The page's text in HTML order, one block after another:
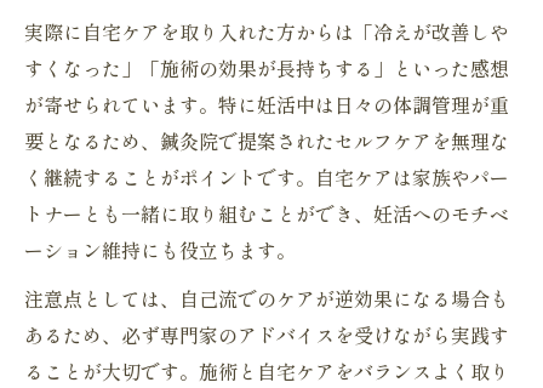
実際に自宅ケアを取り入れた方からは「冷えが改善しや
すくなった」「施術の効果が長持ちする」といった感想
が寄せられています。特に妊活中は日々の体調管理が重
要となるため、鍼灸院で提案されたセルフケアを無理な
く継続することがポイントです。自宅ケアは家族やパー
トナーとも一緒に取り組むことができ、妊活へのモチベ
ーション維持にも役立ちます。
注意点としては、自己流でのケアが逆効果になる場合も
あるため、必ず専門家のアドバイスを受けながら実践す
ることが大切です。施術と自宅ケアをバランスよく取り